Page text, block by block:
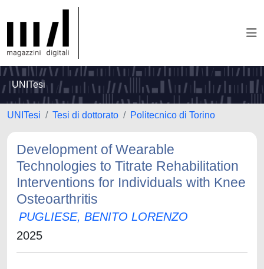
UNITesi
UNITesi Tesi di dottorato Politecnico di Torino
Development of Wearable
Technologies to Titrate Rehabilitation
Interventions for Individuals with Knee
Osteoarthritis
PUGLIESE, BENITO LORENZO
2025